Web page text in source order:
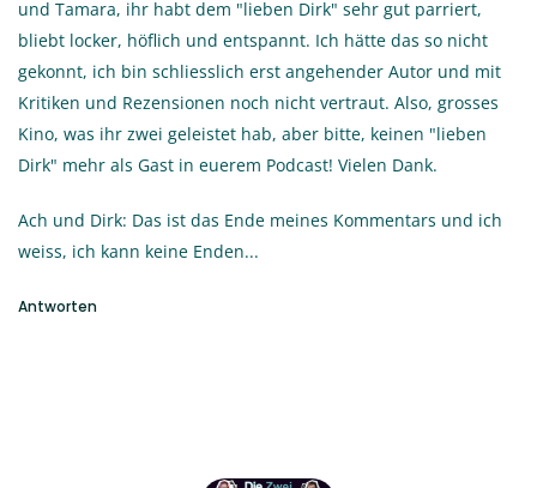
und Tamara, ihr habt dem "lieben Dirk" sehr gut parriert,
bliebt locker, höflich und entspannt. Ich hätte das so nicht
gekonnt, ich bin schliesslich erst angehender Autor und mit
Kritiken und Rezensionen noch nicht vertraut. Also, grosses
Kino, was ihr zwei geleistet hab, aber bitte, keinen "lieben
Dirk" mehr als Gast in euerem Podcast! Vielen Dank.
Ach und Dirk: Das ist das Ende meines Kommentars und ich
weiss, ich kann keine Enden...
Antworten